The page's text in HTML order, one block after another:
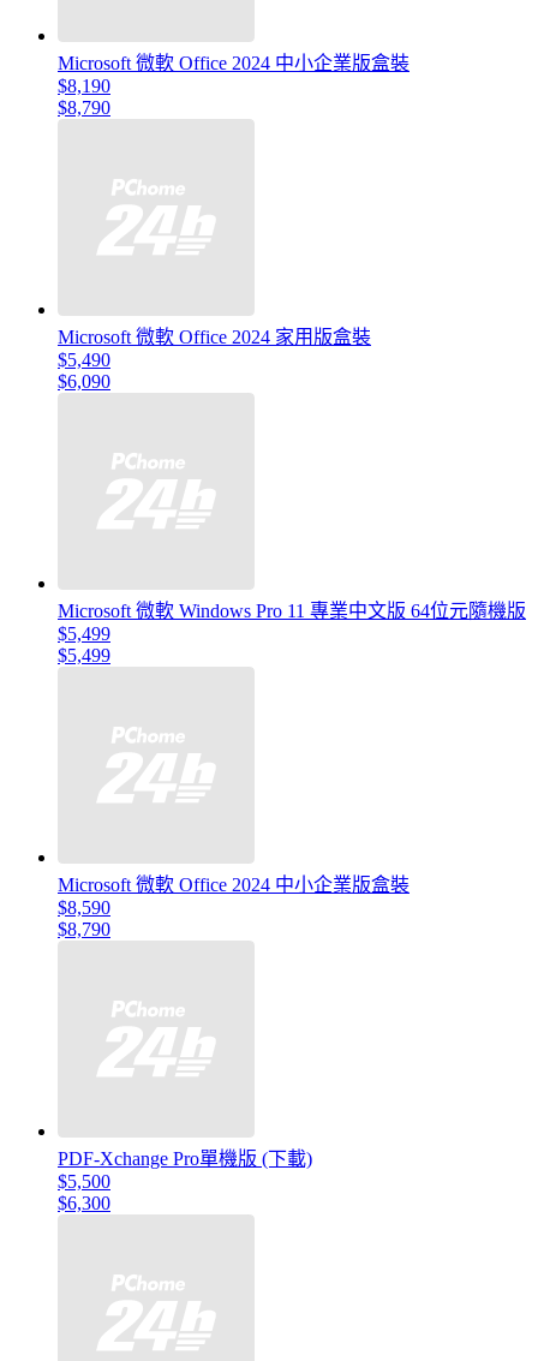
Microsoft 微軟 Office 2024 中小企業版盒裝
$8,190
$8,790
Microsoft 微軟 Office 2024 家用版盒裝
$5,490
$6,090
Microsoft 微軟 Windows Pro 11 專業中文版 64位元隨機版
$5,499
$5,499
Microsoft 微軟 Office 2024 中小企業版盒裝
$8,590
$8,790
PDF-Xchange Pro單機版 (下載)
$5,500
$6,300